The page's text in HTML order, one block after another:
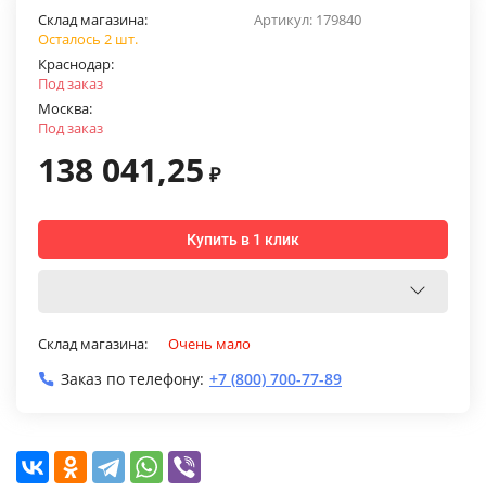
Артикул: 179840
Склад магазина:
Осталось 2 шт.
Краснодар:
Под заказ
Москва:
Под заказ
138 041,25 ₽
Купить в 1 клик
Склад магазина: Очень мало
Заказ по телефону: +7 (800) 700-77-89